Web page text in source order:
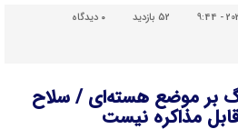
52 بازدید دیدگاه
بر موضع هسته‌ای / سلاح
مذاکره نیست